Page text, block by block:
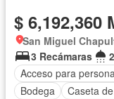
$ 6,192,360
San Miguel
3 Recámaras
Acceso para
Bodega
Caseta